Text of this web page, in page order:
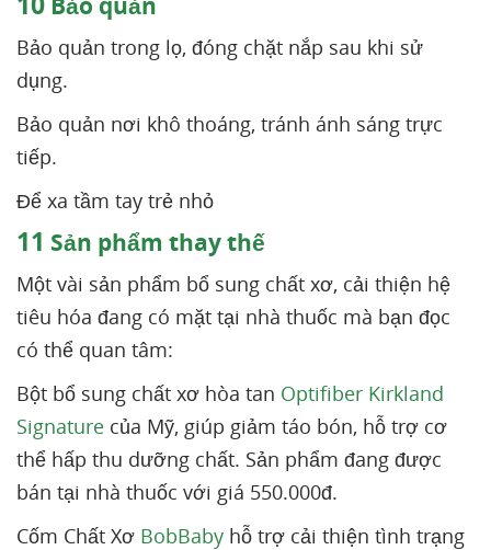
Bảo quản trong lọ, đóng chặt nắp sau khi sử
dụng.
Bảo quản nơi khô thoáng, tránh ánh sáng trực
tiếp.
Để xa tầm tay trẻ nhỏ
11 Sản phẩm thay thế
Một vài sản phẩm bổ sung chất xơ, cải thiện hệ
tiêu hóa đang có mặt tại nhà thuốc mà bạn đọc
có thể quan tâm:
Bột bổ sung chất xơ hòa tan Optifiber Kirkland
Signature của Mỹ, giúp giảm táo bón, hỗ trợ cơ
thể hấp thu dưỡng chất. Sản phẩm đang được
bán tại nhà thuốc với giá 550.000đ.
Cốm Chất Xơ BobBaby hỗ trợ cải thiện tình trạng